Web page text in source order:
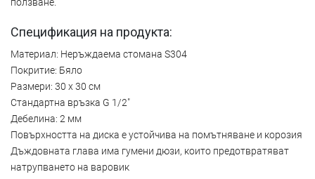
Спецификация на продукта:
Материал: Неръждаема стомана S304
Покритие: Бяло
Размери: 30 x 30 см
Стандартна връзка G 1/2"
Дебелина: 2 мм
Повърхността на диска е устойчива на помътняване и корозия
Дъждовната глава има гумени дюзи, които предотвратяват
натрупването на варовик